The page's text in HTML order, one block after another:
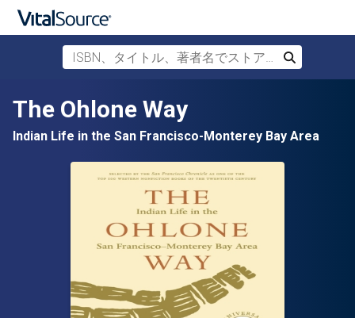
メインコンテンツへスキップ
ISBN、タイトル、著者名でストアを検索
検索
The Ohlone Way
Indian Life in the San Francisco-Monterey Bay Area